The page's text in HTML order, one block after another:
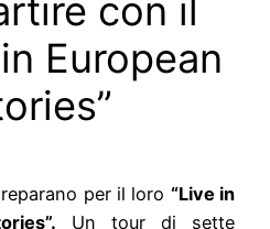
con il
European
per il loro “Live in
Un tour di sette